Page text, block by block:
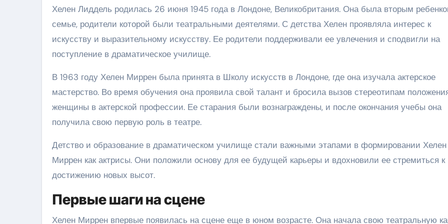
Хелен Лиддель родилась 26 июня 1945 года в Лондоне, Великобритания. Она была вторым
семье, родители которой были театральными деятелями. С детства Хелен проявляла интерес к
искусству и выразительному искусству. Ее родители поддерживали ее увлечения и сподвигли на
поступление в драматическое училище.
В 1963 году Хелен Миррен была принята в Школу искусств в Лондоне, где она изучала актерское
мастерство. Во время обучения она проявила свой талант и бросила вызов стереотипам
женщины в актерской профессии. Ее старания были вознаграждены, и после окончания учебы она
получила свою первую роль в театре.
Детство и образование в драматическом училище стали важными этапами в формировании Хелен
Миррен как актрисы. Они положили основу для ее будущей карьеры и вдохновили ее стремиться к
достижению новых высот.
Первые шаги на сцене
Хелен Миррен впервые появилась на сцене еще в юном возрасте. Она начала свою театральную